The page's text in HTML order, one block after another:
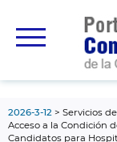
principal
2026-3-12
Servicios
Acceso a la Condición
Candidatos para